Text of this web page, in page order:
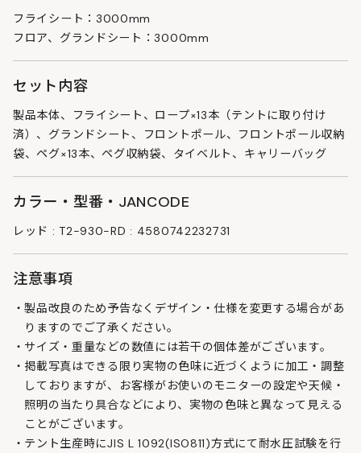
フライシート：3000mm
フロア、グランドシート：3000mm
セット内容
製品本体、フライシート、ロープ×13本（テントに取り付け
済）、グランドシート、フロントポール、フロントポール収納
袋、ペグ×13本、ペグ収納袋、タイベルト、キャリーバッグ
カラー・型番・JANCODE
レッド : T2-930-RD : 4580742232731
注意事項
製品改良のため予告なくデザイン・仕様を変更する場合があ
りますのでご了承ください。
サイズ・重量などの数値には若干の個体差がございます。
掲載写真はできる限り実物の色味に近づくように加工・調整
しておりますが、お客様がお使いのモニターの設定や天候・
照明の当たり具合などにより、実物の色味と異なって見える
ことがございます。
テント生産時にJIS L 1092(ISO811)方式にて耐水圧試験を行